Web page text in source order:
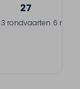
27
3 rondvaarten 6